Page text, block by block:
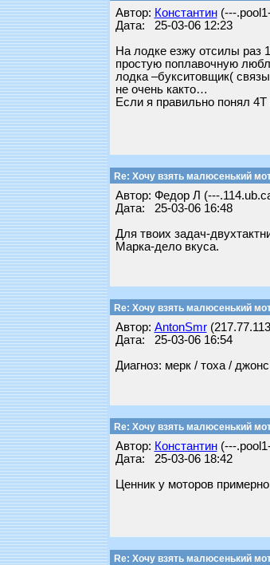
Автор: Константин(---
Дата: 25-03-06 12:23
На лодке езжу отсилы раз
простую поплавочную
лодка –букситовщик(
не очень както…
Если я правильно понял 4Т
Re: Хочу взять малюсенький
Автор: Федор Л (---
Дата: 25-03-06 16:48
Для твоих задач-
Марка-дело вкуса.
Re: Хочу взять малюсенький
Автор: AntonSmr
Дата: 25-03-06 16:54
Диагноз: мерк / тоха /
Re: Хочу взять малюсенький
Автор: Константин(---
Дата: 25-03-06 18:42
Ценник у моторов
Re: Хочу взять малюсенький